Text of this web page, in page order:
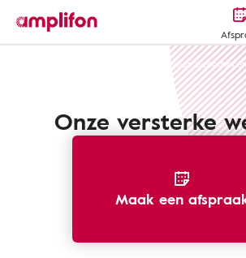
Hoorondersteunende technologie voor
Onze versterke
Maak een